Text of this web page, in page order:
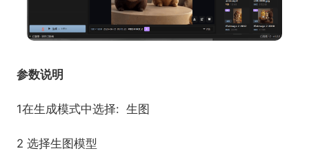
参数说明
1在生成模式中选择: 生图
2 选择生图模型